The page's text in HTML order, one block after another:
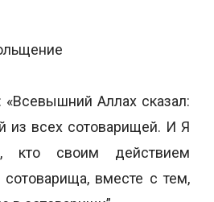
из всех сотоварищей. И Я
кто своим действием
вместе с тем,